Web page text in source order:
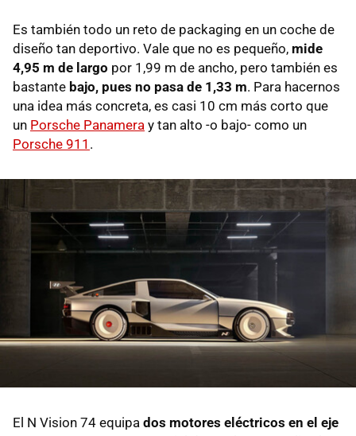
Es también todo un reto de packaging en un coche de
diseño tan deportivo. Vale que no es pequeño, mide
4,95 m de largo por 1,99 m de ancho, pero también es
bastante bajo, pues no pasa de 1,33 m. Para hacernos
una idea más concreta, es casi 10 cm más corto que
un Porsche Panamera y tan alto -o bajo- como un
Porsche 911 .
El N Vision 74 equipa dos motores eléctricos en el eje